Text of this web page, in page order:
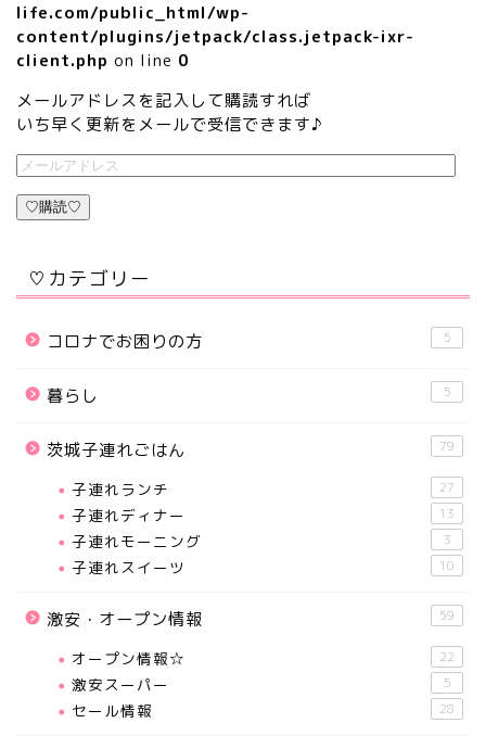
life.com/public_html/wp-
content/plugins/jetpack/class.jetpack-ixr-
client.php on line 0
メールアドレスを記入して購読すれば
いち早く更新をメールで受信できます♪
♡購読♡
♡カテゴリー
コロナでお困りの方 5
暮らし 5
茨城子連れごはん 79
子連れランチ 27
子連れディナー 13
子連れモーニング 3
子連れスイーツ 10
激安・オープン情報 59
オープン情報☆ 22
激安スーパー 5
セール情報 28